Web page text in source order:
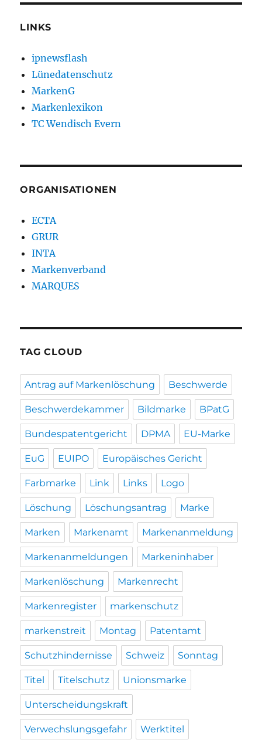
LINKS
ipnewsflash
Lünedatenschutz
MarkenG
Markenlexikon
TC Wendisch Evern
ORGANISATIONEN
ECTA
GRUR
INTA
Markenverband
MARQUES
TAG CLOUD
Antrag auf Markenlöschung Beschwerde
Beschwerdekammer Bildmarke BPatG
Bundespatentgericht DPMA EU-Marke
EuG EUIPO Europäisches Gericht
Farbmarke Link Links Logo
Löschung Löschungsantrag Marke
Marken Markenamt Markenanmeldung
Markenanmeldungen Markeninhaber
Markenlöschung Markenrecht
Markenregister markenschutz
markenstreit Montag Patentamt
Schutzhindernisse Schweiz Sonntag
Titel Titelschutz Unionsmarke
Unterscheidungskraft
Verwechslungsgefahr Werktitel